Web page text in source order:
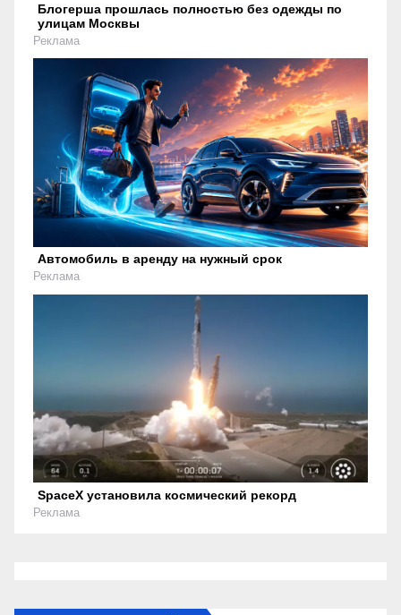
Блогерша прошлась полностью без одежды по
улицам Москвы
Реклама
Автомобиль в аренду на нужный срок
Реклама
SpaceX установила космический рекорд
Реклама